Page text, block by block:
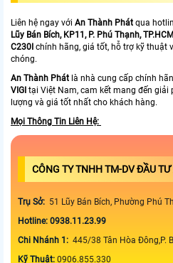
Liên hệ ngay với An Thành Phát qua
Lũy Bán Bích, KP11, P. Phú Thạnh, TP.HCM
C230I chính hãng, giá tốt, hỗ trợ kỹ thuật
chóng.
An Thành Phát là nhà cung cấp chính
VIGI tại Việt Nam, cam kết mang đến
lượng và giá tốt nhất cho khách hàng.
Mọi Thông Tin Liên Hệ:
CÔNG TY TNHH TM-DV ĐẦU
Trụ Sở: 51 Lũy Bán Bích, Phường Phú
Hotline: 0938.11.23.99
Chi Nhánh 1: 445/38 Tân Hòa Đông,P.
Kỹ Thuật: 0906.855.330